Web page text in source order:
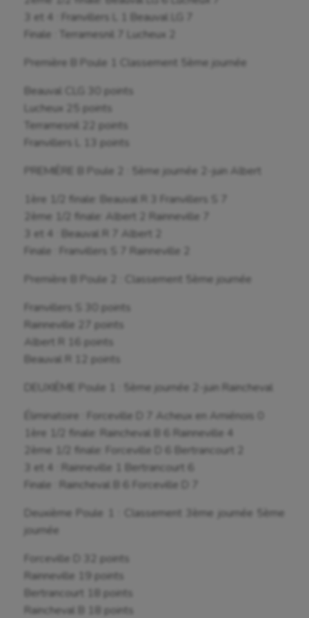
Athlétisme
3 et 4 : Franvillers L 1 Beauval LG 7
Finale : Terramesnil 7 Lucheux 2
Première B Poule 1 Classement 5ème journée
Beauval CLG 30 points
Lucheux 25 points
Terramesnil 22 points
Franvillers L 13 points
PREMIÈRE B Poule 2 : 5ème journée 2-juin Albert
1ère 1/2 finale: Beauval R 3 Franvillers S 7
2ème 1/2 finale: Albert 2 Rainneville 7
3 et 4 : Beauval R 7 Albert 2
Finale : Franvillers S 7 Rainneville 2
Première B Poule 2 : Classement 5ème journée
Franvillers S 30 points
Rainneville 27 points
Albert R 16 points
Beauval R 12 points
DEUXIÈME Poule 1 : 5ème journée 2-juin Raincheval
Éliminatoire : Forceville D 7 Acheux en Amiénois 0
1ère 1/2 finale: Raincheval B 6 Rainneville 4
2ème 1/2 finale: Forceville D 6 Bertrancourt 2
3 et 4 : Rainneville 1 Bertrancourt 6
Finale : Raincheval B 6 Forceville D 7
Deuxième Poule 1 : Classement 3ème journée 5ème
journée
Forceville D 32 points
Rainneville 19 points
Bertrancourt 18 points
Raincheval B 18 points